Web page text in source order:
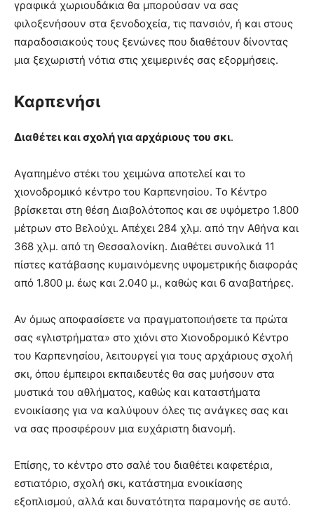
γραφικά χωριουδάκια θα μπορούσαν να σας
φιλοξενήσουν στα ξενοδοχεία, τις πανσιόν, ή και στους
παραδοσιακούς τους ξενώνες που διαθέτουν δίνοντας
μια ξεχωριστή νότια στις χειμερινές σας εξορμήσεις.
Καρπενήσι
Διαθέτει και σχολή για αρχάριους του σκι.
Αγαπημένο στέκι του χειμώνα αποτελεί και το
χιονοδρομικό κέντρο του Καρπενησίου. Το Κέντρο
βρίσκεται στη θέση Διαβολότοπος και σε υψόμετρο 1.800
μέτρων στο Βελούχι. Απέχει 284 χλμ. από την Αθήνα και
368 χλμ. από τη Θεσσαλονίκη. Διαθέτει συνολικά 11
πίστες κατάβασης κυμαινόμενης υψομετρικής διαφοράς
από 1.800 μ. έως και 2.040 μ., καθώς και 6 αναβατήρες.
Αν όμως αποφασίσετε να πραγματοποιήσετε τα πρώτα
σας «γλιστρήματα» στο χιόνι στο Χιονοδρομικό Κέντρο
του Καρπενησίου, λειτουργεί για τους αρχάριους σχολή
σκι, όπου έμπειροι εκπαιδευτές θα σας μυήσουν στα
μυστικά του αθλήματος, καθώς και καταστήματα
ενοικίασης για να καλύψουν όλες τις ανάγκες σας και
να σας προσφέρουν μια ευχάριστη διανομή.
Επίσης, το κέντρο στο σαλέ του διαθέτει καφετέρια,
εστιατόριο, σχολή σκι, κατάστημα ενοικίασης
εξοπλισμού, αλλά και δυνατότητα παραμονής σε αυτό.